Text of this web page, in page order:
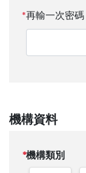
再輸一次密碼
機構資料
機構類別